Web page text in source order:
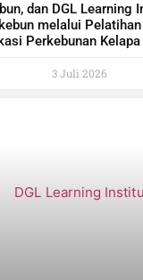
dan DGL Learning
melalui
Perkebunan
3 Juli 2026